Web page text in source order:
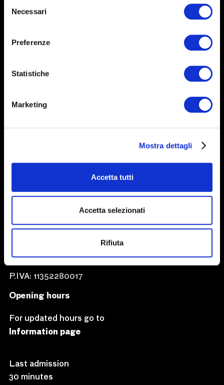
delNecessari
Preferenze
Statistiche
Marketing
Mostra dettagli
Accetta tutti
Accetta selezionati
Rifiuta
Subscribe now
Support
Enter in CAMERA
CAMERA – Centro Italiano
per la Fotografia
via delle Rosine 18,
10123 Turin
camera@camera.to
P.IVA: 11352280017
Opening hours
For updated hours go to
Information page
Last admission
30 minutes